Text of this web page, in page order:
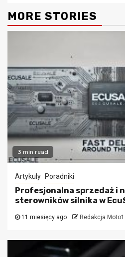
MORE STORIES
3 min read
Artykuly Poradniki
Profesjonalna sprzedaż i
sterowników silnika w
11 miesięcy ago Redakcja